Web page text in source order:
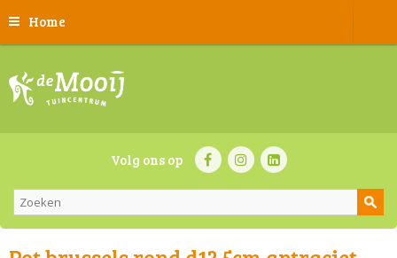
Home
Volg ons op